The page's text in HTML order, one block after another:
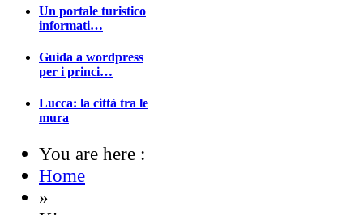
Un portale turistico
informati…
Guida a wordpress
per i princi…
Lucca: la città tra le
mura
You are here :
Home
»